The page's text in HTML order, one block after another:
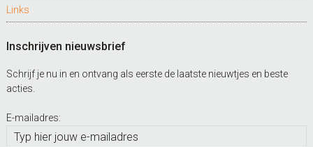
Links
Inschrijven nieuwsbrief
Schrijf je nu in en ontvang als eerste de laatste nieuwtjes en beste
acties.
E-mailadres: